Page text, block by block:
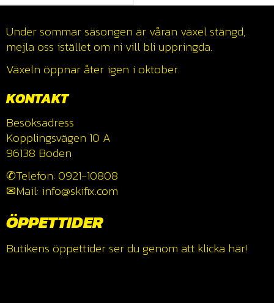
Under sommar säsongen är våran växel stängd,
mejla oss istället om ni vill bli uppringda.
Växeln öppnar åter igen i oktober.
KONTAKT
Besöksadress
Kopplingsvägen 10 A
96138 Boden
✆Telefon: 0921-10808
✉Mail: info@skifix.com
ÖPPETTIDER
Butikens öppettider ser du genom att klicka här!